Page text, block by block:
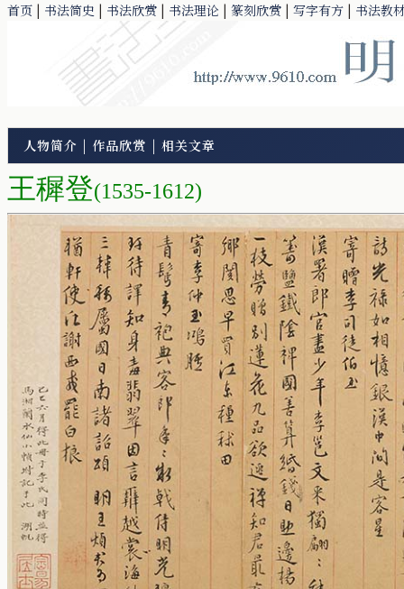
首页 | 书法简史 | 书法欣赏 | 书法理论 | 篆刻欣赏 | 写字有方 | 书法教
人物简介 | 作品欣赏 | 相关文章
王穉登(1535-1612)